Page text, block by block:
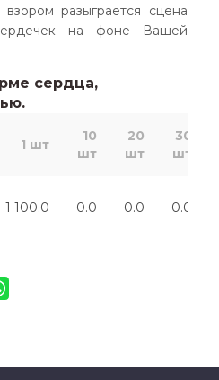
разыграется сцена
на фоне Вашей
сердца,
1 шт
10
шт
20
шт
30
шт
1 100.0 0.0 0.0 0.0